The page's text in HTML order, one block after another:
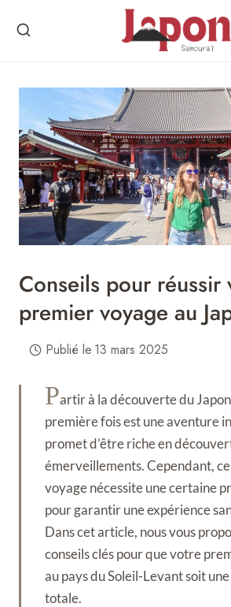
Conseils pour réussir
premier voyage au
Publié le 13 mars 2025
Partir à la découverte du
première fois est une aventure
promet d’être riche en
émerveillements. Cependant,
voyage nécessite une certaine
pour garantir une expérience
Dans cet article, nous vous
conseils clés pour que votre
au pays du Soleil-Levant soit
totale.